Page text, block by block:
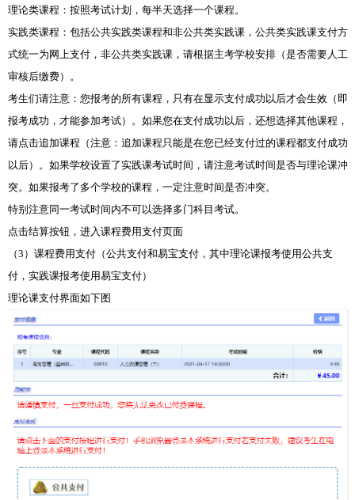
理论类课程：按照考试计划，每半天选择一个课程。
实践类课程：包括公共实践类课程和非公共类实践课，公共类实践课支付方
式统一为网上支付，非公共类实践课，请根据主考学校安排（是否需要人工
审核后缴费）。
考生们请注意：您报考的所有课程，只有在显示支付成功以后才会生效（即
报考成功，才能参加考试）。如果您在支付成功以后，还想选择其他课程，
请点击追加课程（注意：追加课程只能是在您已经支付过的课程都支付成功
以后）。如果学校设置了实践课考试时间，请注意考试时间是否与理论课冲
突。如果报考了多个学校的课程，一定注意时间是否冲突。
特别注意同一考试时间内不可以选择多门科目考试。
点击结算按钮，进入课程费用支付页面
（3）课程费用支付（公共支付和易宝支付，其中理论课报考使用公共支
付，实践课报考使用易宝支付）
理论课支付界面如下图